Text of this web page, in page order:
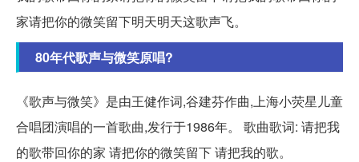
家请把你的微笑留下明天明天这歌声飞。
80年代歌声与微笑原唱?
《歌声与微笑》是由王健作词,谷建芬作曲,上海小荧星儿童
合唱团演唱的一首歌曲,发行于1986年。 歌曲歌词: 请把我
的歌带回你的家 请把你的微笑留下 请把我的歌。